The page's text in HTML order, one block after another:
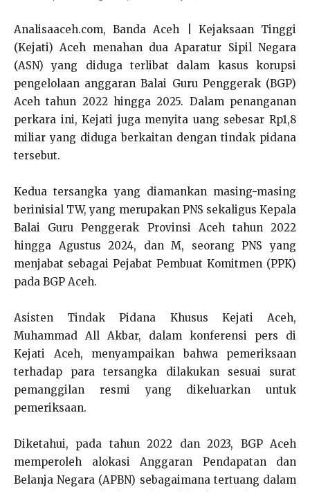
Analisaaceh.com, Banda Aceh | Kejaksaan Tinggi
(Kejati) Aceh menahan dua Aparatur Sipil Negara
(ASN) yang diduga terlibat dalam kasus korupsi
pengelolaan anggaran Balai Guru Penggerak (BGP)
Aceh tahun 2022 hingga 2025. Dalam penanganan
perkara ini, Kejati juga menyita uang sebesar Rp1,8
miliar yang diduga berkaitan dengan tindak pidana
tersebut.
Kedua tersangka yang diamankan masing-masing
berinisial TW, yang merupakan PNS sekaligus Kepala
Balai Guru Penggerak Provinsi Aceh tahun 2022
hingga Agustus 2024, dan M, seorang PNS yang
menjabat sebagai Pejabat Pembuat Komitmen (PPK)
pada BGP Aceh.
Asisten Tindak Pidana Khusus Kejati Aceh,
Muhammad All Akbar, dalam konferensi pers di
Kejati Aceh, menyampaikan bahwa pemeriksaan
terhadap para tersangka dilakukan sesuai surat
pemanggilan resmi yang dikeluarkan untuk
pemeriksaan.
Diketahui, pada tahun 2022 dan 2023, BGP Aceh
memperoleh alokasi Anggaran Pendapatan dan
Belanja Negara (APBN) sebagaimana tertuang dalam